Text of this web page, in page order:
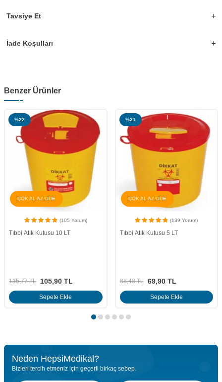
Tavsiye Et
İade Koşulları
Benzer Ürünler
%21
ÇOK AL AZ ÖDE
(139 Yorum)
Tıbbi Atık Kutusu 5 LT
88,48TL 69,90TL
Sepete Ekle
%12
ÜCRETSİZ KARGO
(19 Yorum)
Tıbbi Atık Konteyneri 120 LT
4.148,81TL 3.650,95
Sepete Ekle
Neden HepsiMedikal?
Bizleri tercih etmeniz için geçerli birkaç sebep.